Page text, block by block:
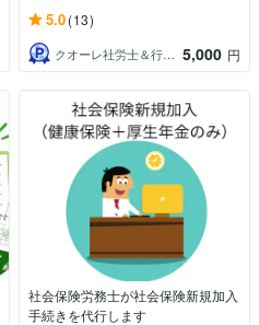
5.0(13)
クオーレ社労士＆行政書士 5,000 円
社会保険労務士が社会保険新規加入
手続きを代行します